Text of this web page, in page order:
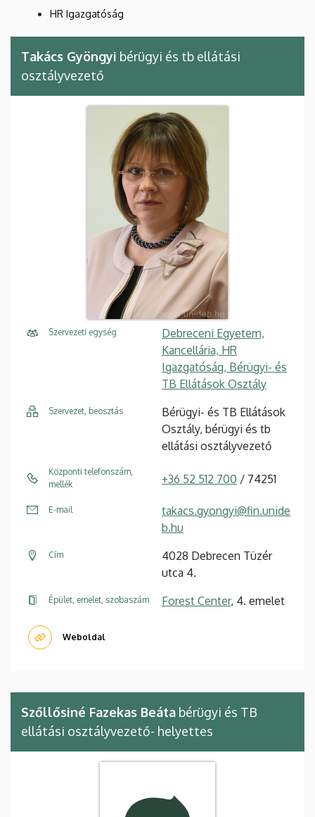
HR Igazgatóság
Takács Gyöngyi bérügyi és tb ellátási
osztályvezető
Szervezeti egység
Debreceni Egyetem,
Kancellária, HR
Igazgatóság, Bérügyi- és
TB Ellátások Osztály
Szervezet, beosztás
Bérügyi- és TB Ellátások
Osztály, bérügyi és tb
ellátási osztályvezető
Központi telefonszám,
mellék
+36 52 512 700 / 74251
E-mail
takacs.gyongyi@fin.unide
b.hu
Cím
4028 Debrecen Tüzér
utca 4.
Épület, emelet, szobaszám Forest Center, 4. emelet
Weboldal
Szőllősiné Fazekas Beáta bérügyi és TB
ellátási osztályvezető- helyettes